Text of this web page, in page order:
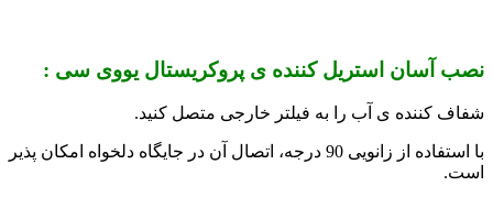
نصب آسان استریل کننده ی پروکریستال یووی سی :
شفاف کننده ی آب را به فیلتر خارجی متصل کنید.
با استفاده از زانویی 90 درجه، اتصال آن در جایگاه دلخواه امکان پذیر
است.